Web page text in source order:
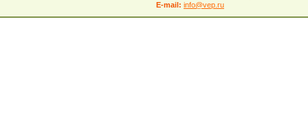
E-mail: info@vep.ru